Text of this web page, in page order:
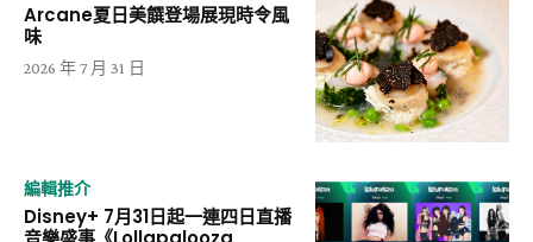
Arcane夏日美饌登場展現時令風
味
2026 年 7 月 31 日
編輯推介
Disney+ 7月31日起一連四日直播